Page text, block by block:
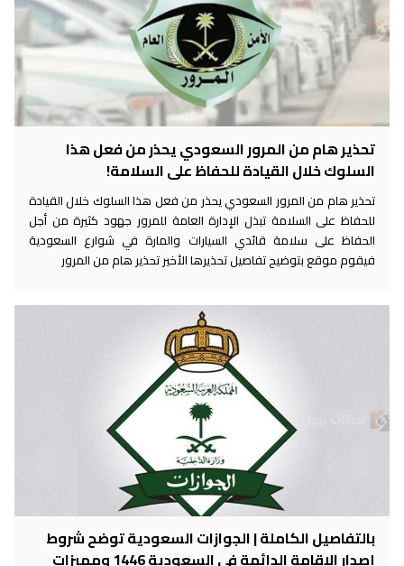
تحذير هام من المرور السعودي يحذر من فعل هذا
السلوك خلال القيادة للحفاظ على السلامة!
تحذير هام من المرور السعودي يحذر من فعل هذا السلوك خلال القيادة
للحفاظ على السلامة تبذل الإدارة العامة للمرور جهود كثيرة من أجل
الحفاظ على سلامة قائدي السيارات والمارة في شوارع السعودية
فيقوم موقع بتوضيح تفاصيل تحذيرها الأخير تحذير هام من المرور
بالتفاصيل الكاملة | الجوازات السعودية توضح شروط
إصدار الإقامة الدائمة في السعودية 1446 ومميزات